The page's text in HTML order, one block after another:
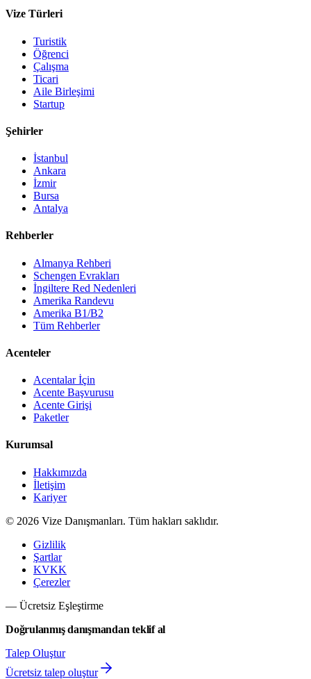
Vize Türleri
Turistik
Öğrenci
Çalışma
Ticari
Aile Birleşimi
Startup
Şehirler
İstanbul
Ankara
İzmir
Bursa
Antalya
Rehberler
Almanya Rehberi
Schengen Evrakları
İngiltere Red Nedenleri
Amerika Randevu
Amerika B1/B2
Tüm Rehberler
Acenteler
Acentalar İçin
Acente Başvurusu
Acente Girişi
Paketler
Kurumsal
Hakkımızda
İletişim
Kariyer
© 2026 Vize Danışmanları. Tüm hakları saklıdır.
Gizlilik
Şartlar
KVKK
Çerezler
— Ücretsiz Eşleştirme
Doğrulanmış danışmandan teklif al
Talep Oluştur
Ücretsiz talep oluştur